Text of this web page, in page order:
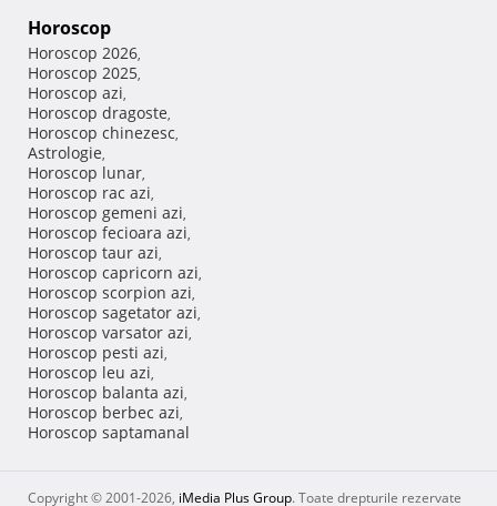
Horoscop
Horoscop 2026,
Horoscop 2025,
Horoscop azi,
Horoscop dragoste,
Horoscop chinezesc,
Astrologie,
Horoscop lunar,
Horoscop rac azi,
Horoscop gemeni azi,
Horoscop fecioara azi,
Horoscop taur azi,
Horoscop capricorn azi,
Horoscop scorpion azi,
Horoscop sagetator azi,
Horoscop varsator azi,
Horoscop pesti azi,
Horoscop leu azi,
Horoscop balanta azi,
Horoscop berbec azi,
Horoscop saptamanal
Copyright © 2001-2026, iMedia Plus Group. Toate drepturile rezervate